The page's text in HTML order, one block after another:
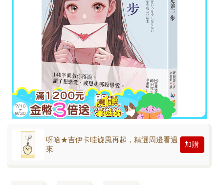
呀哈★吉伊卡哇旋風再起，精選周邊看過
來
加購